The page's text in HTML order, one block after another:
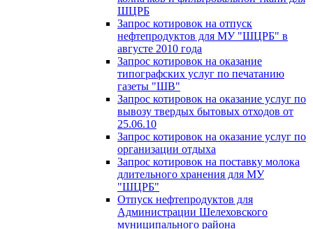
ШЦРБ
Запрос котировок на отпуск
нефтепродуктов для МУ "ШЦРБ" в
августе 2010 года
Запрос котировок на оказание
типографских услуг по печатанию
газеты "ШВ"
Запрос котировок на оказание услуг по
вывозу твердых бытовых отходов от
25.06.10
Запрос котировок на оказание услуг по
организации отдыха
Запрос котировок на поставку молока
длительного хранения для МУ
"ШЦРБ"
Отпуск нефтепродуктов для
Администрации Шелеховского
муниципального района